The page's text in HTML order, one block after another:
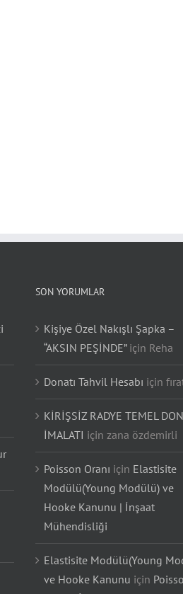
Kişiye Özel Nakışlı Şapka –
“AKSIN PEŞİNDE”
için Reha
Donatı Tahvil Hesabı içinfırat
KİRİŞSİZ RADYE TEMEL
İMALATI için zana özdemirli
Poisson Oranı için
Elastisite
Modülü(Young Modülü) ve
Hooke Kanunu | İnşaat
Mühendisliği
Elastisite Modülü(Young